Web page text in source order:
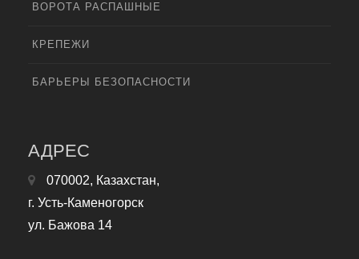
ВОРОТА РАСПАШНЫЕ
КРЕПЕЖИ
БАРЬЕРЫ БЕЗОПАСНОСТИ
АДРЕС
070002, Казахстан,
г. Усть-Каменогорск
ул. Бажова 14